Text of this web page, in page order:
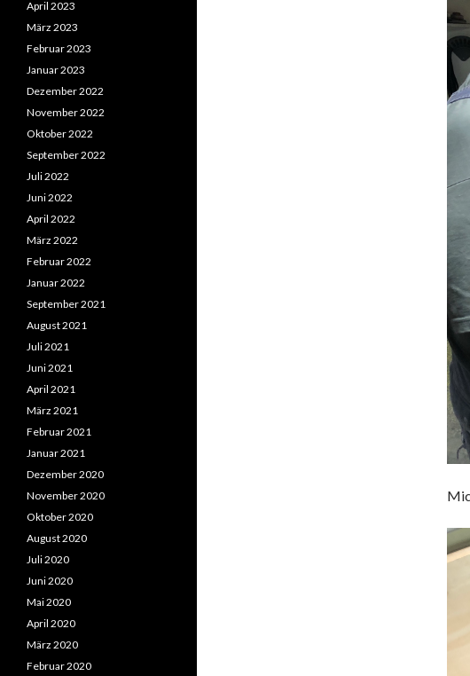
April 2023
März 2023
Februar 2023
Januar 2023
Dezember 2022
November 2022
Oktober 2022
September 2022
Juli 2022
Juni 2022
April 2022
März 2022
Februar 2022
Januar 2022
September 2021
August 2021
Juli 2021
Juni 2021
April 2021
März 2021
Februar 2021
Januar 2021
Dezember 2020
November 2020
Oktober 2020
August 2020
Juli 2020
Juni 2020
Mai 2020
April 2020
März 2020
Februar 2020